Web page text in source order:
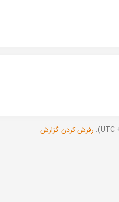
رفرش کردن گزارش